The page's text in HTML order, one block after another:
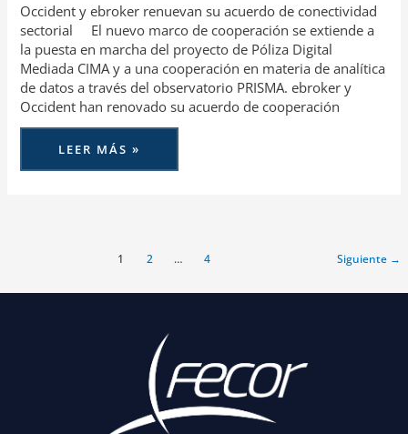
Occident y ebroker renuevan su acuerdo de conectividad
sectorial El nuevo marco de cooperación se extiende a
la puesta en marcha del proyecto de Póliza Digital
Mediada CIMA y a una cooperación en materia de analítica
de datos a través del observatorio PRISMA. ebroker y
Occident han renovado su acuerdo de cooperación
LEER MÁS »
1 2 … 4 Siguiente →